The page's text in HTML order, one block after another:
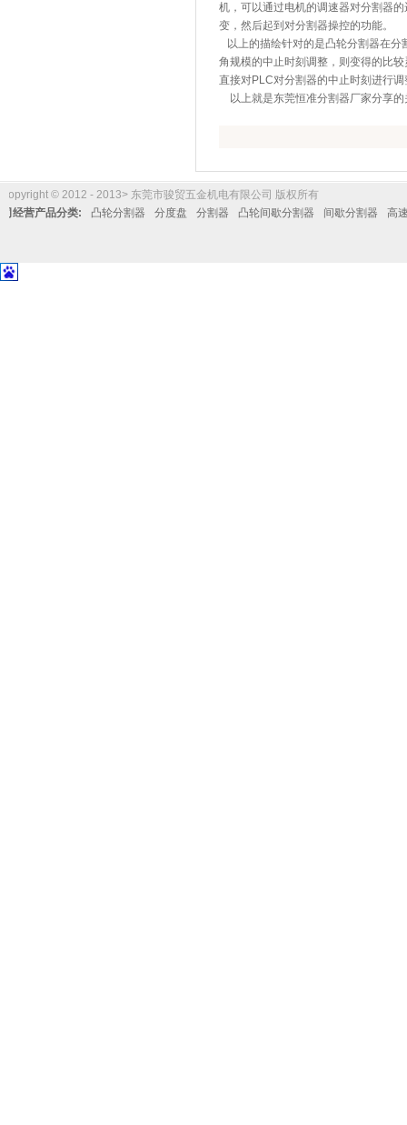
机，可以通过电机的调速器对分割器
变，然后起到对分割器操控的功能。
以上的描绘针对的是凸轮分割器在分
角规模的中止时刻调整，则变得的比
直接对PLC对分割器的中止时刻进行
以上就是东莞恒准分割器厂家分享的
Copyright © 2012 - 2013> 东莞市骏贸五金机电有限公司 版权所有
经营产品分类:
凸轮分割器 分度盘 分割器 凸轮间歇分割器 间歇分割器 高